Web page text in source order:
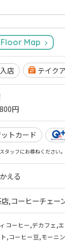
Floor Map
店 テイク
円
トカード
タッフにお尋ねください。
える
,コーヒーチェー
コーヒー,デカフェ,
,コーヒー豆,モーニ